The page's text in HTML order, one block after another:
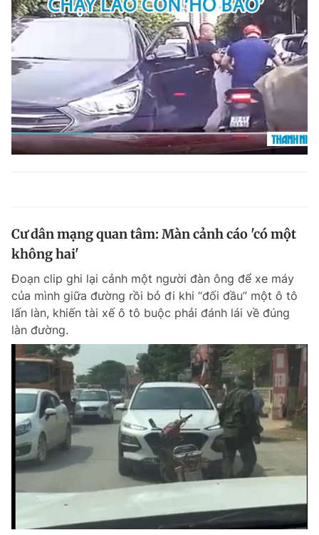
Cư dân mạng quan tâm: Màn cảnh cáo 'có một
không hai'
Đoạn clip ghi lại cảnh một người đàn ông để xe máy
của mình giữa đường rồi bỏ đi khi “đối đầu” một ô tô
lấn làn, khiến tài xế ô tô buộc phải đánh lái về đúng
làn đường.